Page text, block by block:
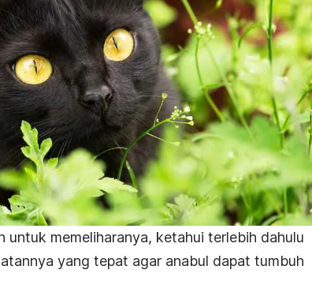
untuk memeliharanya, ketahui terlebih dahulu
yang tepat agar anabul dapat tumbuh